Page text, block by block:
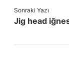
Sonraki Yazı
Jig head